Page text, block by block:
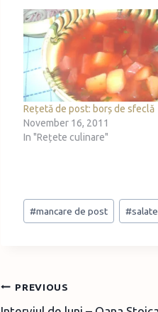
Rețetă de post: borș de sfeclă
November 16, 2011
In "Rețete culinare"
Post
Tags:
#mancare de post #salate
Post
PREVIOUS